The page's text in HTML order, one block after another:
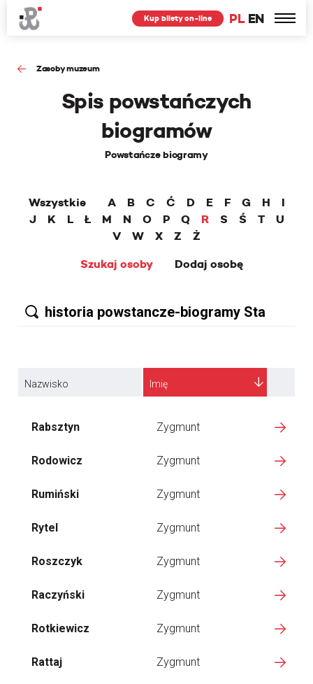
PL EN
Kup bilety on-line
Zasoby muzeum
Spis powstańczych
biogramów
Powstańcze biogramy
Wszystkie A B C Ć D E F G H
I
J
K L Ł M N O P Q R S Ś T
U
V
W X Z
Ż
Szukaj osoby
Dodaj osobę
Nazwisko Imię
Rabsztyn Zygmunt
Rodowicz Zygmunt
Rumiński Zygmunt
Rytel Zygmunt
Roszczyk Zygmunt
Raczyński Zygmunt
Rotkiewicz Zygmunt
Rattaj Zygmunt